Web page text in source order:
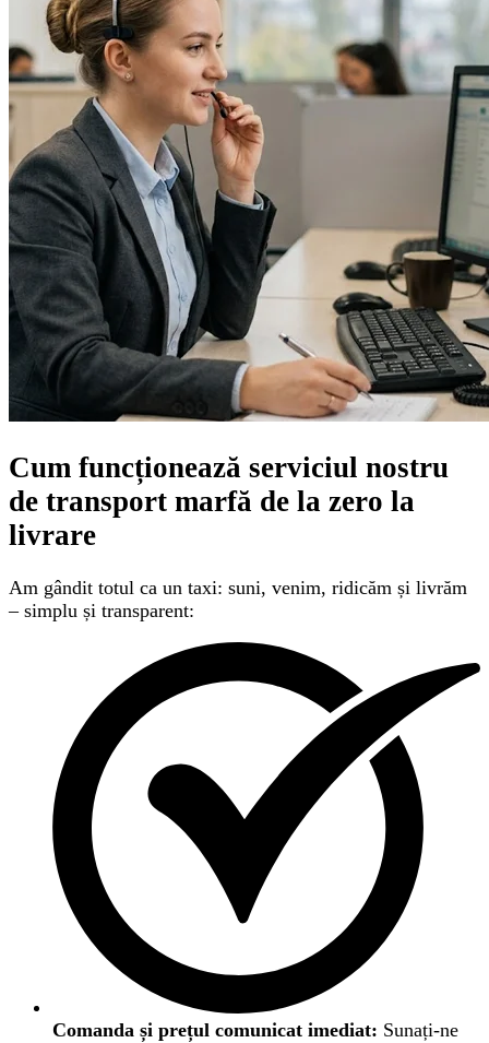
Cum funcționează serviciul nostru
de transport marfă de la zero la
livrare
Am gândit totul ca un taxi: suni, venim, ridicăm și livrăm
– simplu și transparent:
Comanda și prețul comunicat imediat: Sunați-ne